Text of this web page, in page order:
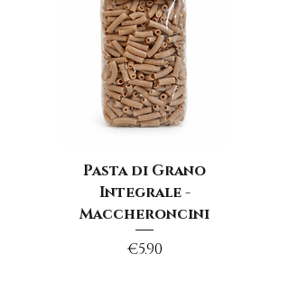
Pasta di Grano
Integrale -
Maccheroncini
Price
€5.90